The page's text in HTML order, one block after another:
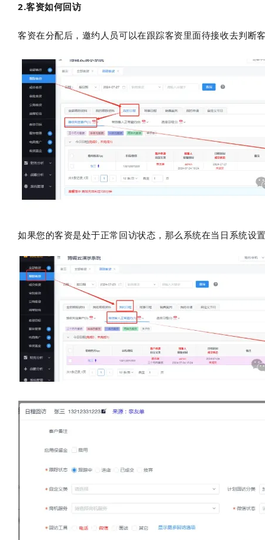
2.客资如何回访
客资在分配后，邀约人员可以在跟踪客资里面待接收去判断
如果您的客资是处于正常回访状态，那么系统在当日系统设